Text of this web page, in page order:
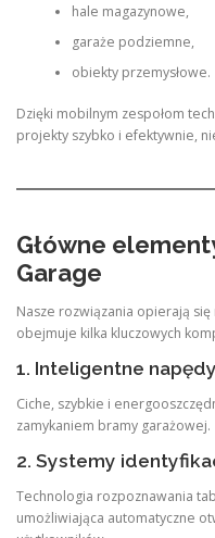
hale magazynowe,
garaże podziemne,
obiekty przemysłowe.
Dzięki mobilnym zespołom
projekty szybko i efektywnie,
Główne
Garage
Nasze rozwiązania opierają
obejmuje kilka kluczowych
1. Inteligentne
Ciche, szybkie i
zamykaniem bramy garażowej.
2. Systemy
Technologia rozpoznawania
umożliwiająca automatyczne